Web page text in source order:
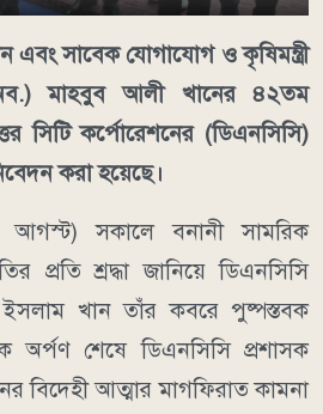
এবং সাবেক যোগাযোগ ও কৃষিমন্ত্রী
মাহবুব আলী খানের ৪২তম
সিটি কর্পোরেশনের (ডিএনসিসি)
করা হয়েছে।
সকালে বনানী সামরিক
প্রতি শ্রদ্ধা জানিয়ে ডিএনসিসি
খান তাঁর কবরে পুষ্পস্তবক
অর্পণ শেষে ডিএনসিসি প্রশাসক
বিদেহী আত্মার মাগফিরাত কামনা